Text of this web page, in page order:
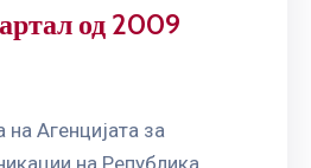
од 2009
Агенцијата за
на Република